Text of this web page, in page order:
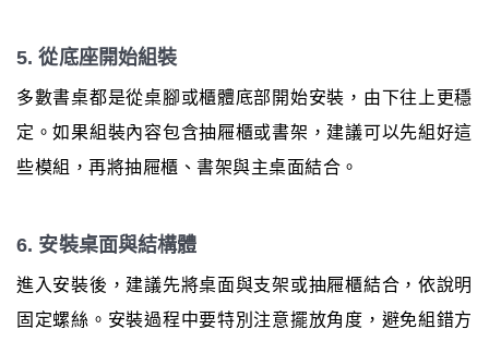
5. 從底座開始組裝
多數書桌都是從桌腳或櫃體底部開始安裝，由下往上更穩
定。如果組裝內容包含抽屜櫃或書架，建議可以先組好這
些模組，再將抽屜櫃、書架與主桌面結合。
6. 安裝桌面與結構體
進入安裝後，建議先將桌面與支架或抽屜櫃結合，依說明
固定螺絲。安裝過程中要特別注意擺放角度，避免組錯方